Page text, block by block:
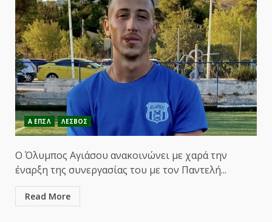
Α ΕΠΣΛ ΛΕΣΒΟΣ
Ο Όλυμπος Αγιάσου ανακοινώνει με χαρά την
έναρξη της συνεργασίας του με τον Παντελή...
Read More